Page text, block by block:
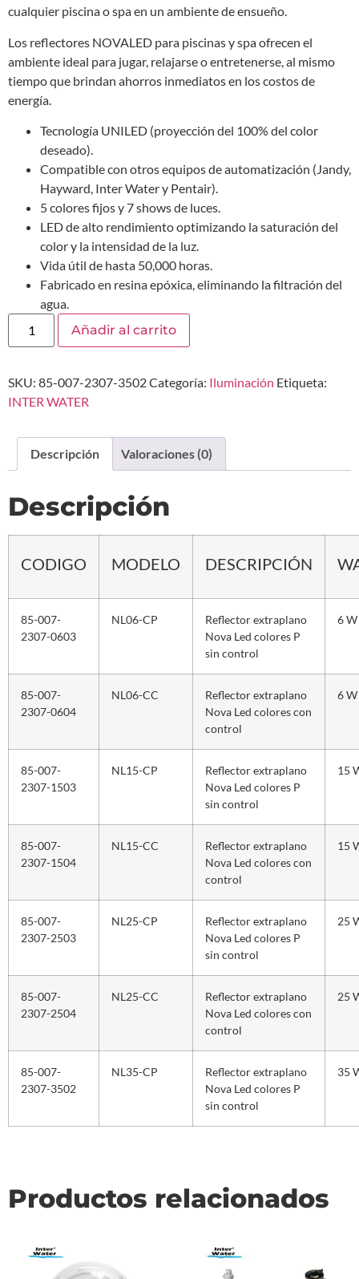
cualquier piscina o spa en un ambiente de ensueño.
Los reflectores NOVALED para piscinas y spa ofrecen el
ambiente ideal para jugar, relajarse o entretenerse, al mismo
tiempo que brindan ahorros inmediatos en los costos de
energía.
Tecnología UNILED (proyección del 100% del color
deseado).
Compatible con otros equipos de automatización (Jandy,
Hayward, Inter Water y Pentair).
5 colores fijos y 7 shows de luces.
LED de alto rendimiento optimizando la saturación del
color y la intensidad de la luz.
Vida útil de hasta 50,000 horas.
Fabricado en resina epóxica, eliminando la filtración del
agua.
Añadir al carrito
SKU: 85-007-2307-3502Categoría: Iluminación Etiqueta:
INTER WATER
Descripción Valoraciones (0)
Descripción
CODIGO MODELO DESCRIPCIÓN
85-007-
2307-0603
NL06-CP
Reflector extraplano
Nova Led colores P
sin control
6 W
85-007-
2307-0604
NL06-CC
Reflector extraplano
Nova Led colores con
control
6 W
85-007-
2307-1503
NL15-CP
Reflector extraplano
Nova Led colores P
sin control
15
85-007-
2307-1504
NL15-CC
Reflector extraplano
Nova Led colores con
control
15
85-007-
2307-2503
NL25-CP
Reflector extraplano
Nova Led colores P
sin control
25
85-007-
2307-2504
NL25-CC
Reflector extraplano
Nova Led colores con
control
25
85-007-
2307-3502
NL35-CP
Reflector extraplano
Nova Led colores P
sin control
35
Productos relacionados